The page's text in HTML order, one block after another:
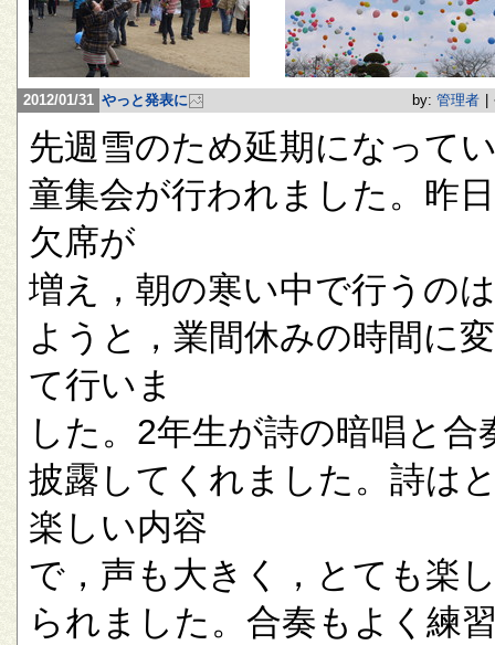
2012/01/31 やっと発表に by: 管理者
先週雪のため延期になって
童集会が行われました。昨
欠席が
増え，朝の寒い中で行うの
ようと，業間休みの時間に
て行いま
した。2年生が詩の暗唱と合
披露してくれました。詩は
楽しい内容
で，声も大きく，とても楽
られました。合奏もよく練